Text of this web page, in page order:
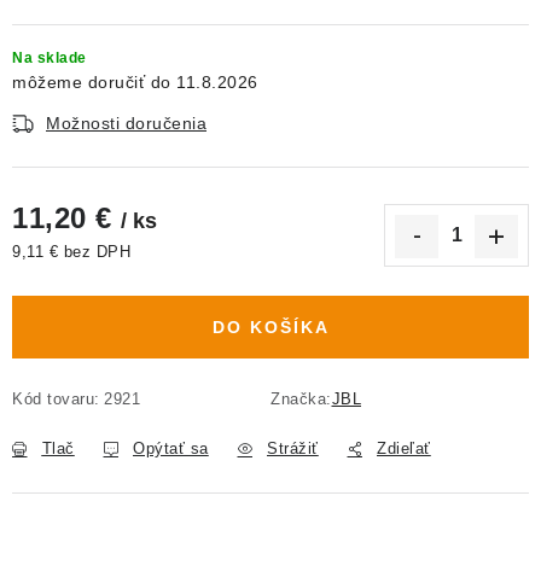
Na sklade
11.8.2026
Možnosti doručenia
11,20 € / ks
9,11 € bez DPH
DO KOŠÍKA
Kód tovaru: 2921 Značka:JBL
Tlač Opýtať sa Strážiť Zdieľať